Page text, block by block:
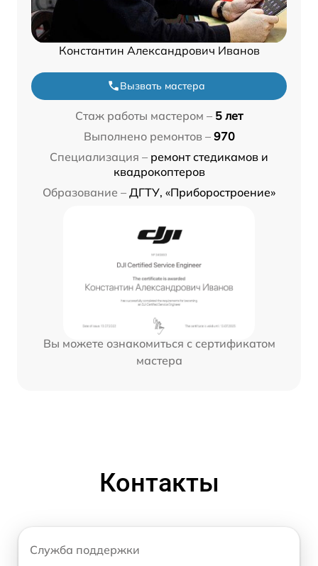
Константин Александрович Иванов
Вызвать мастера
Стаж работы мастером – 5 лет
Выполнено ремонтов – 970
Специализация – ремонт стедикамов и
квадрокоптеров
Образование – ДГТУ, «Приборостроение»
Вы можете ознакомиться с сертификатом
мастера
Контакты
Служба поддержки